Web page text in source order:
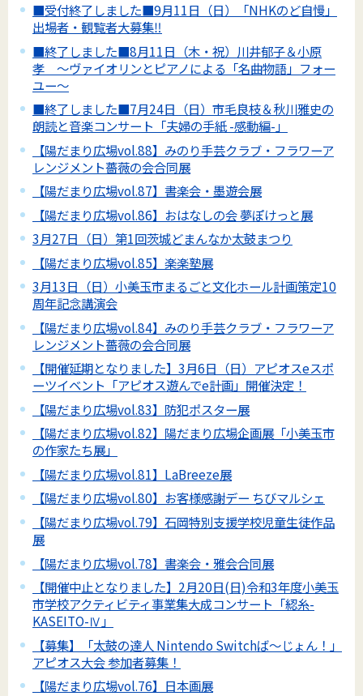
■受付終了しました■9月11日（日）「NHKのど自慢」
出場者・観覧者大募集‼
■終了しました■8月11日（木・祝）川井郁子＆小原
孝 ～ヴァイオリンとピアノによる「名曲物語」フォー
ユー～
■終了しました■7月24日（日）市毛良枝＆秋川雅史の
朗読と音楽コンサート「夫婦の手紙 -感動編-」
【陽だまり広場vol.88】みのり手芸クラブ・フラワーア
レンジメント薔薇の会合同展
【陽だまり広場vol.87】書楽会・墨遊会展
【陽だまり広場vol.86】おはなしの会 夢ぽけっと展
3月27日（日）第1回茨城どまんなか太鼓まつり
【陽だまり広場vol.85】楽楽塾展
3月13日（日）小美玉市まるごと文化ホール計画策定10
周年記念講演会
【陽だまり広場vol.84】みのり手芸クラブ・フラワーア
レンジメント薔薇の会合同展
【開催延期となりました】3月6日（日）アピオスeスポ
ーツイベント「アピオス遊んでe計画」開催決定！
【陽だまり広場vol.83】防犯ポスター展
【陽だまり広場vol.82】陽だまり広場企画展「小美玉市
の作家たち展」
【陽だまり広場vol.81】LaBreeze展
【陽だまり広場vol.80】お客様感謝デー ちびマルシェ
【陽だまり広場vol.79】石岡特別支援学校児童生徒作品
展
【陽だまり広場vol.78】書楽会・雅会合同展
【開催中止となりました】2月20日(日)令和3年度小美玉
市学校アクティビティ事業集大成コンサート「綛糸-
KASEITO-Ⅳ」
【募集】「太鼓の達人 Nintendo Switchば～じょん！」
アピオス大会 参加者募集！
【陽だまり広場vol.76】日本画展